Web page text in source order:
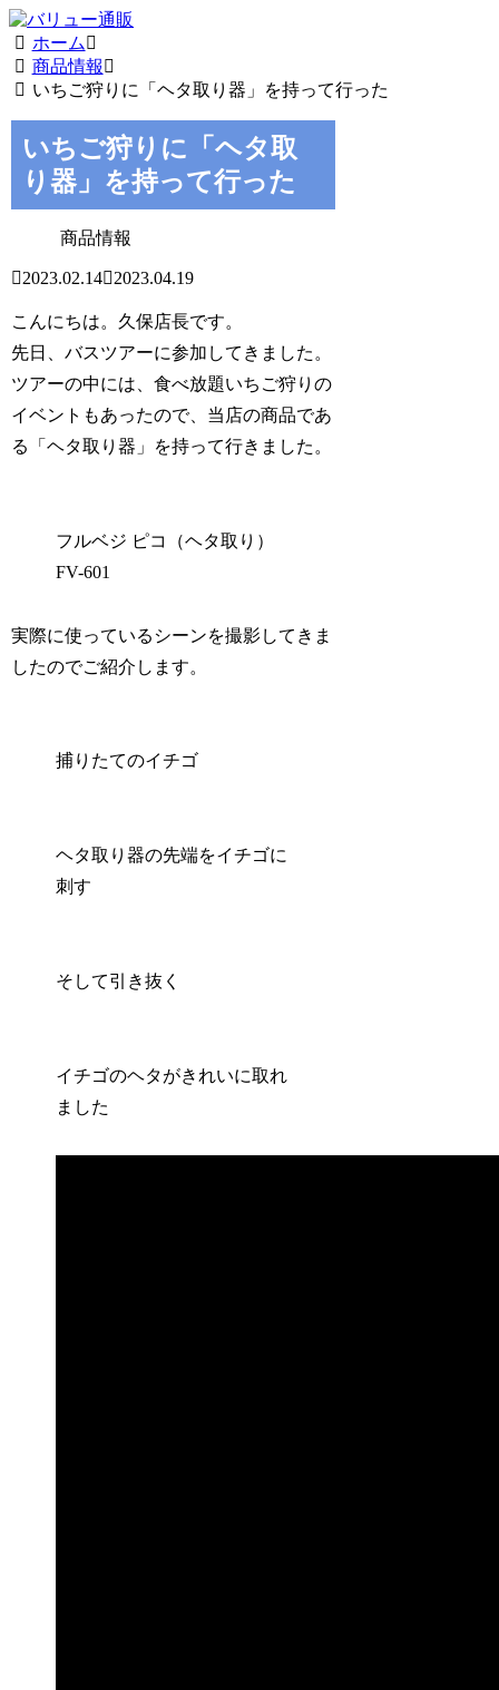
ホーム
商品情報
いちご狩りに「ヘタ取り器」を持って行った
いちご狩りに「ヘタ取
り器」を持って行った
商品情報
2023.02.14 2023.04.19
こんにちは。久保店長です。
先日、バスツアーに参加してきました。
ツアーの中には、食べ放題いちご狩りの
イベントもあったので、当店の商品であ
る「ヘタ取り器」を持って行きました。
フルベジ ピコ（ヘタ取り）
FV-601
実際に使っているシーンを撮影してきま
したのでご紹介します。
捕りたてのイチゴ
ヘタ取り器の先端をイチゴに
刺す
そして引き抜く
イチゴのヘタがきれいに取れ
ました